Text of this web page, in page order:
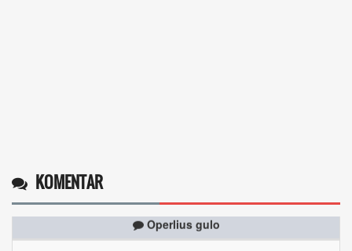
KOMENTAR
14 Desember 2025 19:31:29
Token gratis ...selengkapnya